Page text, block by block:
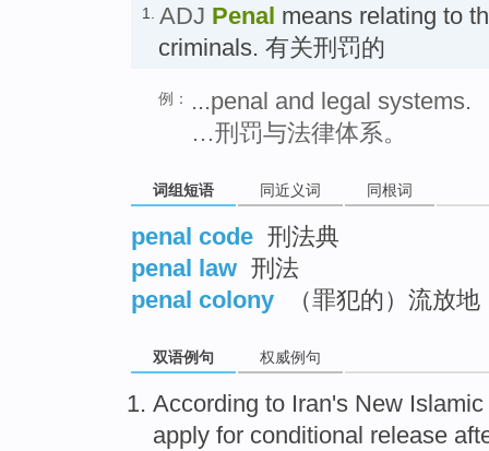
1. ADJ Penal means relating to
criminals. 有关刑罚的
例：
...penal and legal systems.
…刑罚与法律体系。
词组短语 同近义词 同根词
penal code 刑法典
penal law 刑法
penal colony
（罪犯的）流放地
双语例句 权威例句
According to Iran's New Islamic
apply for conditional release